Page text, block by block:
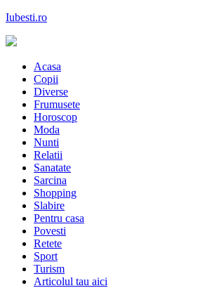
Skip
content
Iubesti.ro
astazi
Acasa
Copii
Diverse
Frumusete
Horoscop
Moda
Nunti
Relatii
Sanatate
Sarcina
Shopping
Slabire
Pentru casa
Povesti
Retete
Sport
Turism
Articolul tau aici